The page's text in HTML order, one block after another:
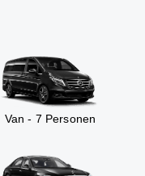
Van - 7 Personen